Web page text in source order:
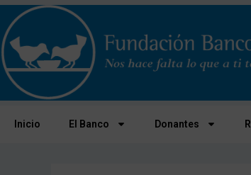
Ir
al
contenido
Inicio El Banco Donantes
Navegación
entradas